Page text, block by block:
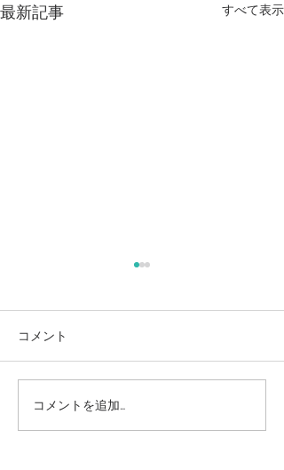
最新記事 すべて表示
本年の夏季休暇は以下の日程
となっておりますので、お知
---------------------- ■ 休診期間
2025年8月7日（木）～2025
コメント
コメントを追加…